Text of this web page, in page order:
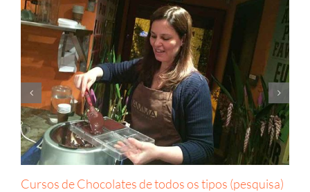
Cursos de Chocolates de todos os tipos (pesquisa)